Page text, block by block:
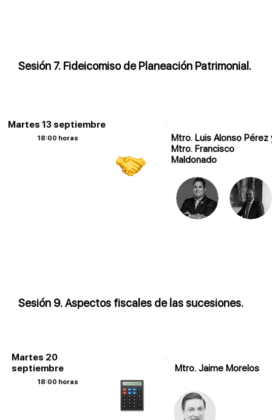
Sesión 7. Fideicomiso de Planeación Patrimonial.
Martes 13 septiembre
18:00 horas
Mtro. Luis Alonso Pérez
Mtro. Francisco
Maldonado
Sesión 9. Aspectos fiscales de las sucesiones.
Martes 20
septiembre
18:00 horas
Mtro. Jaime Morelos